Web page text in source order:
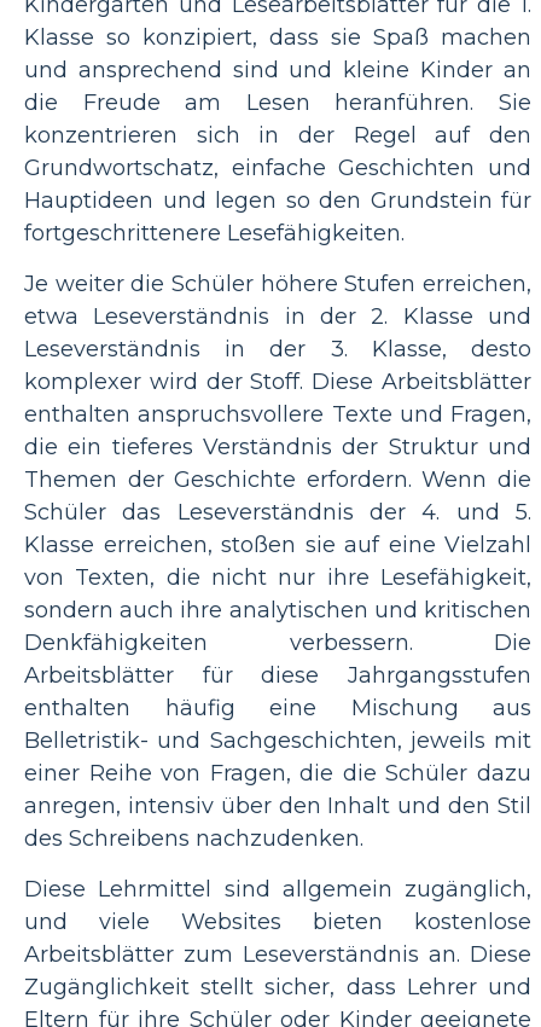
Klasse so konzipiert, dass sie Spaß machen
und ansprechend sind und kleine Kinder an
die Freude am Lesen heranführen. Sie
konzentrieren sich in der Regel auf den
Grundwortschatz, einfache Geschichten und
Hauptideen und legen so den Grundstein für
fortgeschrittenere Lesefähigkeiten.
Je weiter die Schüler höhere Stufen erreichen,
etwa Leseverständnis in der 2. Klasse und
Leseverständnis in der 3. Klasse, desto
komplexer wird der Stoff. Diese Arbeitsblätter
enthalten anspruchsvollere Texte und Fragen,
die ein tieferes Verständnis der Struktur und
Themen der Geschichte erfordern. Wenn die
Schüler das Leseverständnis der 4. und 5.
Klasse erreichen, stoßen sie auf eine Vielzahl
von Texten, die nicht nur ihre Lesefähigkeit,
sondern auch ihre analytischen und kritischen
Denkfähigkeiten verbessern. Die
Arbeitsblätter für diese Jahrgangsstufen
enthalten häufig eine Mischung aus
Belletristik- und Sachgeschichten, jeweils mit
einer Reihe von Fragen, die die Schüler dazu
anregen, intensiv über den Inhalt und den Stil
des Schreibens nachzudenken.
Diese Lehrmittel sind allgemein zugänglich,
und viele Websites bieten kostenlose
Arbeitsblätter zum Leseverständnis an. Diese
Zugänglichkeit stellt sicher, dass Lehrer und
Eltern für ihre Schüler oder Kinder geeignete